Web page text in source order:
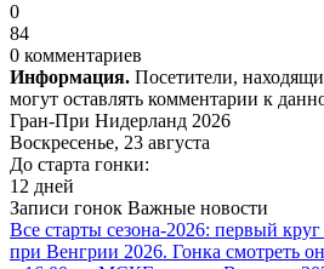
0
84
0 комментариев
Информация. Посетители,
могут оставлять комментарии к
Гран-При Нидерланд 2026
Воскресенье, 23 августа
До старта гонки:
12 дней
Записи гонок Важные новости
Все старты сезона-2026: первый
при Венгрии 2026. Гонка смотреть